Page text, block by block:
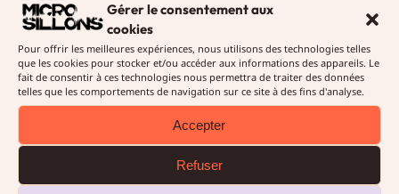
Gérer le consentement aux
cookies
Pour offrir les meilleures expériences, nous utilisons des technologies telles
que les cookies pour stocker et/ou accéder aux informations des appareils. Le
fait de consentir à ces technologies nous permettra de traiter des données
telles que les comportements de navigation sur ce site à des fins d'analyse.
Accepter
Refuser
Micro-sillons poursuit son
exploration sonore de la
Vallée de la Vilaine en
enregistrant des récits autour
de la Vallée et des traversées
chantées.